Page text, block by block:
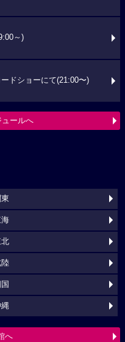
～)
ドショーにて(21:00〜)
ールへ
へ